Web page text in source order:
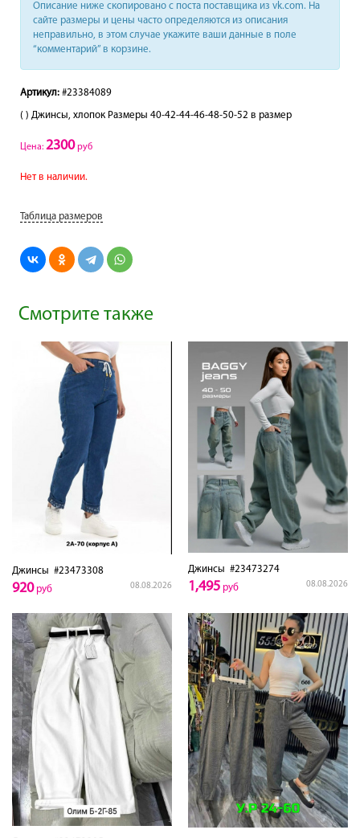
Описание ниже скопировано с поста поставщика из vk.com. На
сайте размеры и цены часто определяются из описания
неправильно, в этом случае укажите ваши данные в поле
“комментарий” в корзине.
Артикул: #23384089
( ) Джинсы, хлопок Размеры 40-42-44-46-48-50-52 в размер
Цена: 2300руб
Нет в наличии.
Таблица размеров
Смотрите также
Джинсы #23473308
08.08.2026
920руб
Джинсы #23473274
08.08.2026
1,495 руб